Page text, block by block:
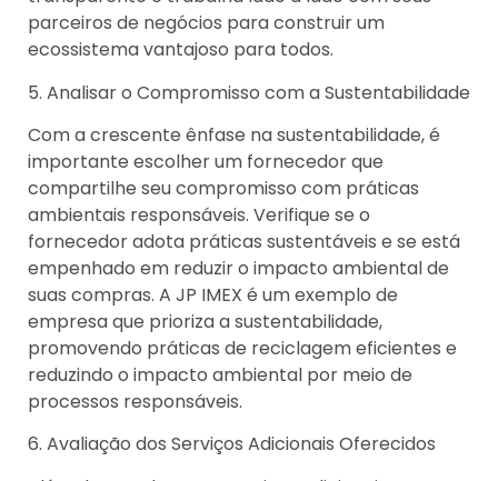
parceiros de negócios para construir um
ecossistema vantajoso para todos.
5. Analisar o Compromisso com a Sustentabilidade
Com a crescente ênfase na sustentabilidade, é
importante escolher um fornecedor que
compartilhe seu compromisso com práticas
ambientais responsáveis. Verifique se o
fornecedor adota práticas sustentáveis ​​e se está
empenhado em reduzir o impacto ambiental de
suas compras. A JP IMEX é um exemplo de
empresa que prioriza a sustentabilidade,
promovendo práticas de reciclagem eficientes e
reduzindo o impacto ambiental por meio de
processos responsáveis.
6. Avaliação dos Serviços Adicionais Oferecidos